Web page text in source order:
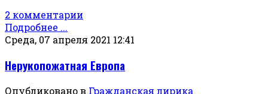
2 комментарии
Подробнее ...
Среда, 07 апреля 2021 12:41
Нерукопожатная Европа
Опубликовано в Гражданская лирика